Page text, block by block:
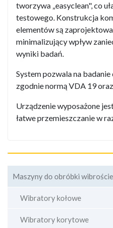
tworzywa „easyclean", co
testowego. Konstrukcja
elementów są
minimalizujący wpływ
wyniki badań.
System pozwala na
zgodnie normą VDA 19
Urządzenie wyposażone
łatwe przemieszczanie w
Maszyny do obróbki
Wibratory kołowe
Wibratory korytowe